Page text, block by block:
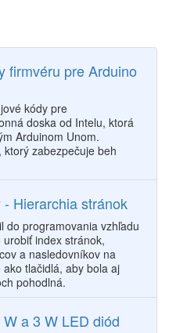
firmvéru pre Arduino
kódy pre
doska od Intelu, ktorá
Arduinom Unom.
zabezpečuje beh
Hierarchia stránok
do programovania vzhľadu
index stránok,
a nasledovníkov na
tlačidlá, aby bola aj
pohodlná.
a 3 W LED diód